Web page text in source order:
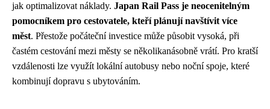
jak optimalizovat náklady. Japan Rail Pass je neocenitelným
pomocníkem pro cestovatele, kteří plánují navštívit více
měst. Přestože počáteční investice může působit vysoká, při
častém cestování mezi městy se několikanásobně vrátí. Pro kratší
vzdálenosti lze využít lokální autobusy nebo noční spoje, které
kombinují dopravu s ubytováním.